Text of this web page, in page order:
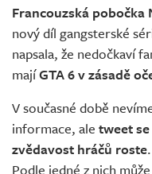
Živě
Francouzská pobočka
nový díl gangsterské
napsala, že nedočkaví
majíGTA 6 v zásadě
V současné době
informace, ale tweet
zvědavost hráčů roste
Podle jedné z nich